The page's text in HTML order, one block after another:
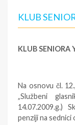
KLUB
KLUB SENIORA
Na osnovu čl.
„Službeni
14.07.2009.g.)
penziji na sednici